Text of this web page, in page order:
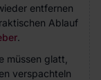
entfernen
Ablauf
.
müssen glatt,
verspachteln